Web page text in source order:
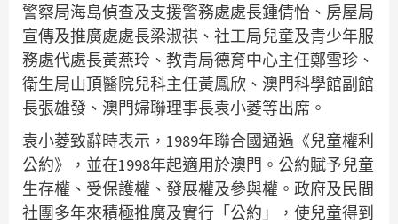
警察局海島偵查及支援警務處處長鍾倩怡、房屋局
宣傳及推廣處處長梁淑祺、社工局兒童及青少年服
務處代處長黃燕玲、教青局德育中心主任鄭雪珍、
衛生局山頂醫院兒科主任黃鳳欣、澳門科學館副館
長張雄發、澳門婦聯理事長袁小菱等出席。
袁小菱致辭時表示，1989年聯合國通過《兒童權利
公約》，並在1998年起適用於澳門。公約賦予兒童
生存權、受保護權、發展權及參與權。政府及民間
社團多年來積極推廣及實行「公約」，使兒童得到